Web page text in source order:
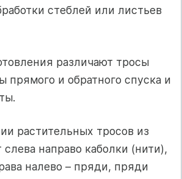
стеблей или листьев
различают тросы
прямого и обратного спуска и
растительных тросов из
направо каболки (нити),
налево – пряди, пряди